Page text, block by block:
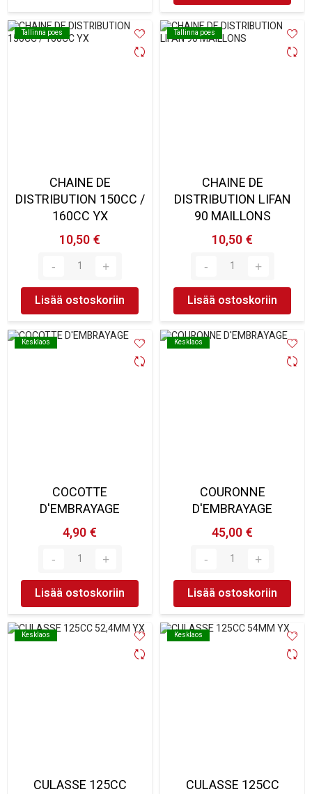
Tallinna poes
Tallinna poes
CHAINE DE
DISTRIBUTION 150CC /
160CC YX
10,50 €
Lisää ostoskoriin
Tallinna poes
Tallinna poes
CHAINE DE
DISTRIBUTION LIFAN
90 MAILLONS
10,50 €
Lisää ostoskoriin
Kesklaos
Kesklaos
COCOTTE
D'EMBRAYAGE
4,90 €
Lisää ostoskoriin
Kesklaos
Kesklaos
COURONNE
D'EMBRAYAGE
45,00 €
Lisää ostoskoriin
Kesklaos
Kesklaos
CULASSE 125CC
Kesklaos
Kesklaos
CULASSE 125CC